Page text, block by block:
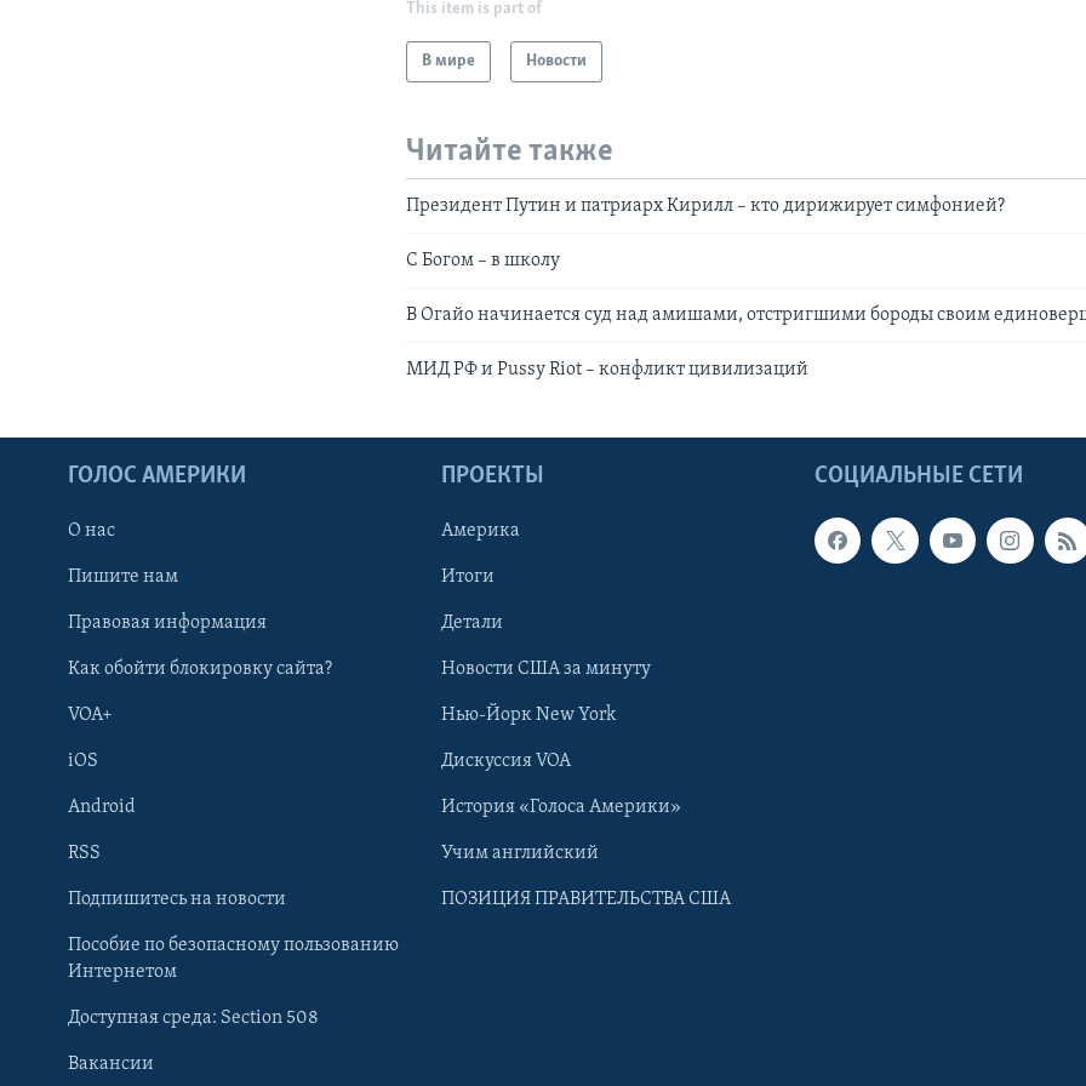
Learning English
This item is part of
В мире Новости
Читайте также
Президент Путин и патриарх Кирилл – кто дирижирует симфонией?
С Богом – в школу
В Огайо начинается суд над амишами, отстригшими бороды своим
МИД РФ и Pussy Riot – конфликт цивилизаций
СОЦИАЛЬНЫЕ СЕТИ
ГОЛОС АМЕРИКИ
О нас
Пишите нам
Правовая информация
Как обойти блокировку сайта?
VOA+
iOS
Android
RSS
Подпишитесь на новости
Пособие по безопасному пользованию
Интернетом
Доступная среда: Section 508
Вакансии
ПРОЕКТЫ
Америка
Итоги
Детали
Новости США за минуту
Нью-Йорк New York
Дискуссия VOA
История «Голоса Америки»
Учим английский
ПОЗИЦИЯ ПРАВИТЕЛЬСТВА США